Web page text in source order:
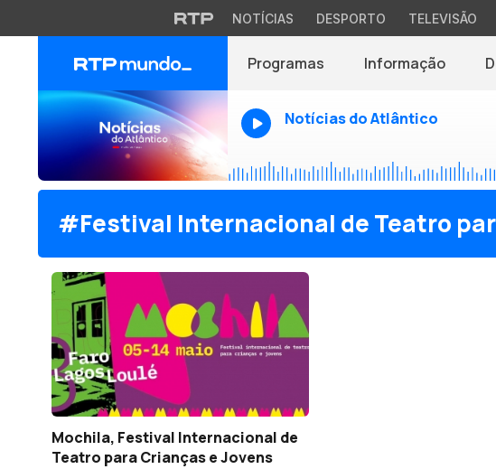
NOTÍCIAS DESPORTO TELEVISÃO
Programas Informação
Notícias do Atlântico
#Festival Internacional de Teatro
Mochila, Festival Internacional de
Teatro para Crianças e Jovens